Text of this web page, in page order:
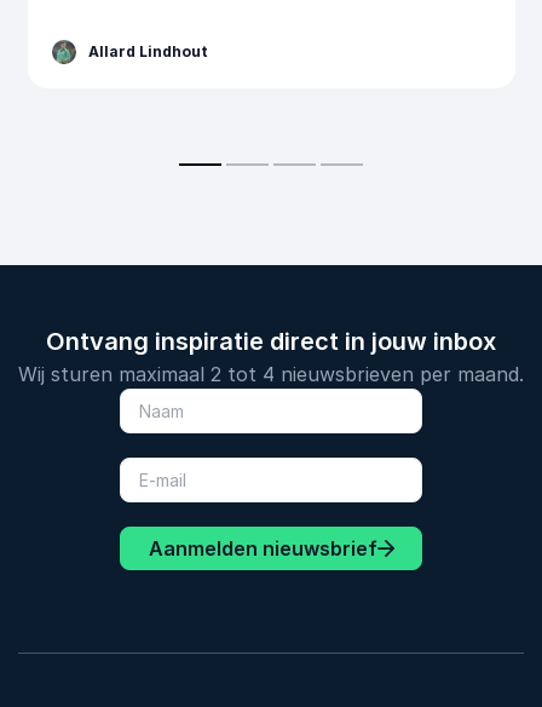
Allard Lindhout
Ontvang inspiratie direct in jouw inbox
Wij sturen maximaal 2 tot 4 nieuwsbrieven per maand.
Aanmelden nieuwsbrief